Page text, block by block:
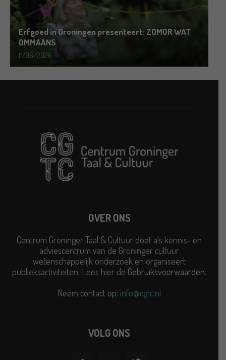
Erfgoed in Groningen presenteert: ZOMOR WAT
OMMAANS
11/06/2026
OVER ONS
Centrum Groninger Taal & Cultuur doet als kennis- en
adviescentrum van de Groninger cultuur
wetenschappelijk onderzoek en organiseert
publieksactiviteiten. Lees hier de Gebruiksvoorwaarden.
Neem contact op: info@cgtc.nl
VOLG ONS